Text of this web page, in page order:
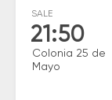
SALE
21:50
Colonia 25 de
Mayo